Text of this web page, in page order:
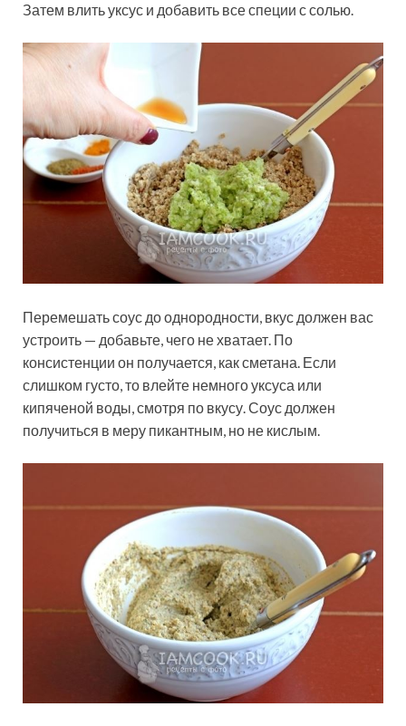
Затем влить уксус и добавить все специи с солью.
Перемешать соус до однородности, вкус должен вас
устроить — добавьте, чего не хватает. По
консистенции он получается, как сметана. Если
слишком густо, то влейте немного уксуса или
кипяченой воды, смотря по вкусу. Соус должен
получиться в меру пикантным, но не кислым.